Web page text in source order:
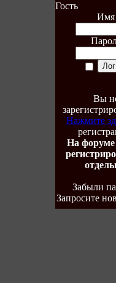
Гость
Имя
Вы
Нажмите
На
Забыли
Запросите